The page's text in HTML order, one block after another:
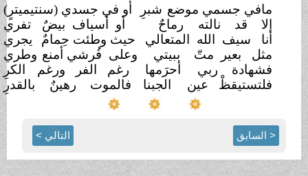
مافي جسمي موضعشبرِ
إلا قد نالته
رماحٌ
أنا سيف الله المتعالي
مثل بعير متّ
ببيتي
فشهادة ربي
أحرَمها
فلتستيقظْ عين
الجبنا
أو في جسدي (سنتيميترٍ)
أو أسياف بيضٌ تفري
حيث وطئت حِمامٌ يجري
وعلى فُرشي أمنعوطري
رغم الفر ورغمالكرِ
فالموت رهينٌ
بالقدرِ
< السابق التالي >